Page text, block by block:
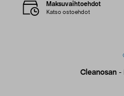
Cleanosan-
Maksuvaihtoehdot
Katso ostoehdot